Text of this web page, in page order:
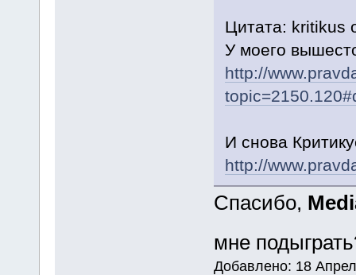
Цитата: kritikus
У моего
http://
И снова
http://
Спасибо,
мне
Добавлено: 18